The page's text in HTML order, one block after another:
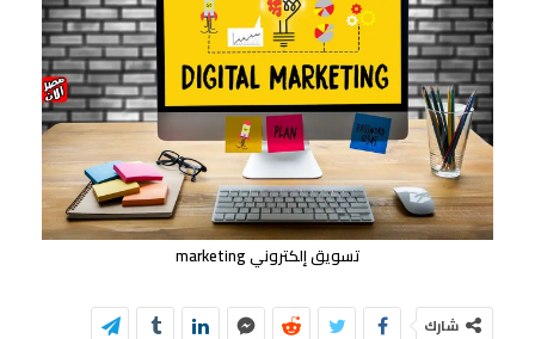
تسويق إلكتروني marketing
شارك